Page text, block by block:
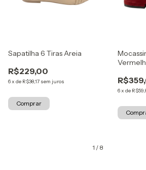
Sapatilha 6 Tiras Areia
R$229,00
6x de R$38,17 sem juros
Comprar
6x de
1 / 8